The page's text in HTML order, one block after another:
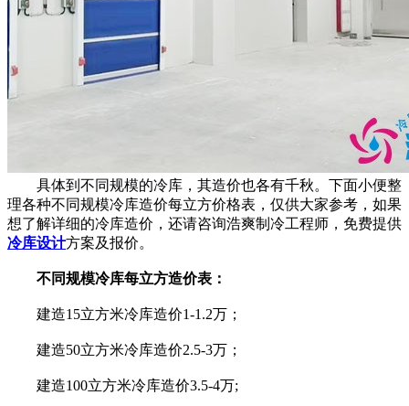
具体到不同规模的冷库，其造价也各有千秋。下面小便整
理各种不同规模冷库造价每立方价格表，仅供大家参考，如果
想了解详细的冷库造价，还请咨询浩爽制冷工程师，免费提供
冷库设计方案及报价。
不同规模冷库每立方造价表：
建造15立方米冷库造价1-1.2万；
建造50立方米冷库造价2.5-3万；
建造100立方米冷库造价3.5-4万;